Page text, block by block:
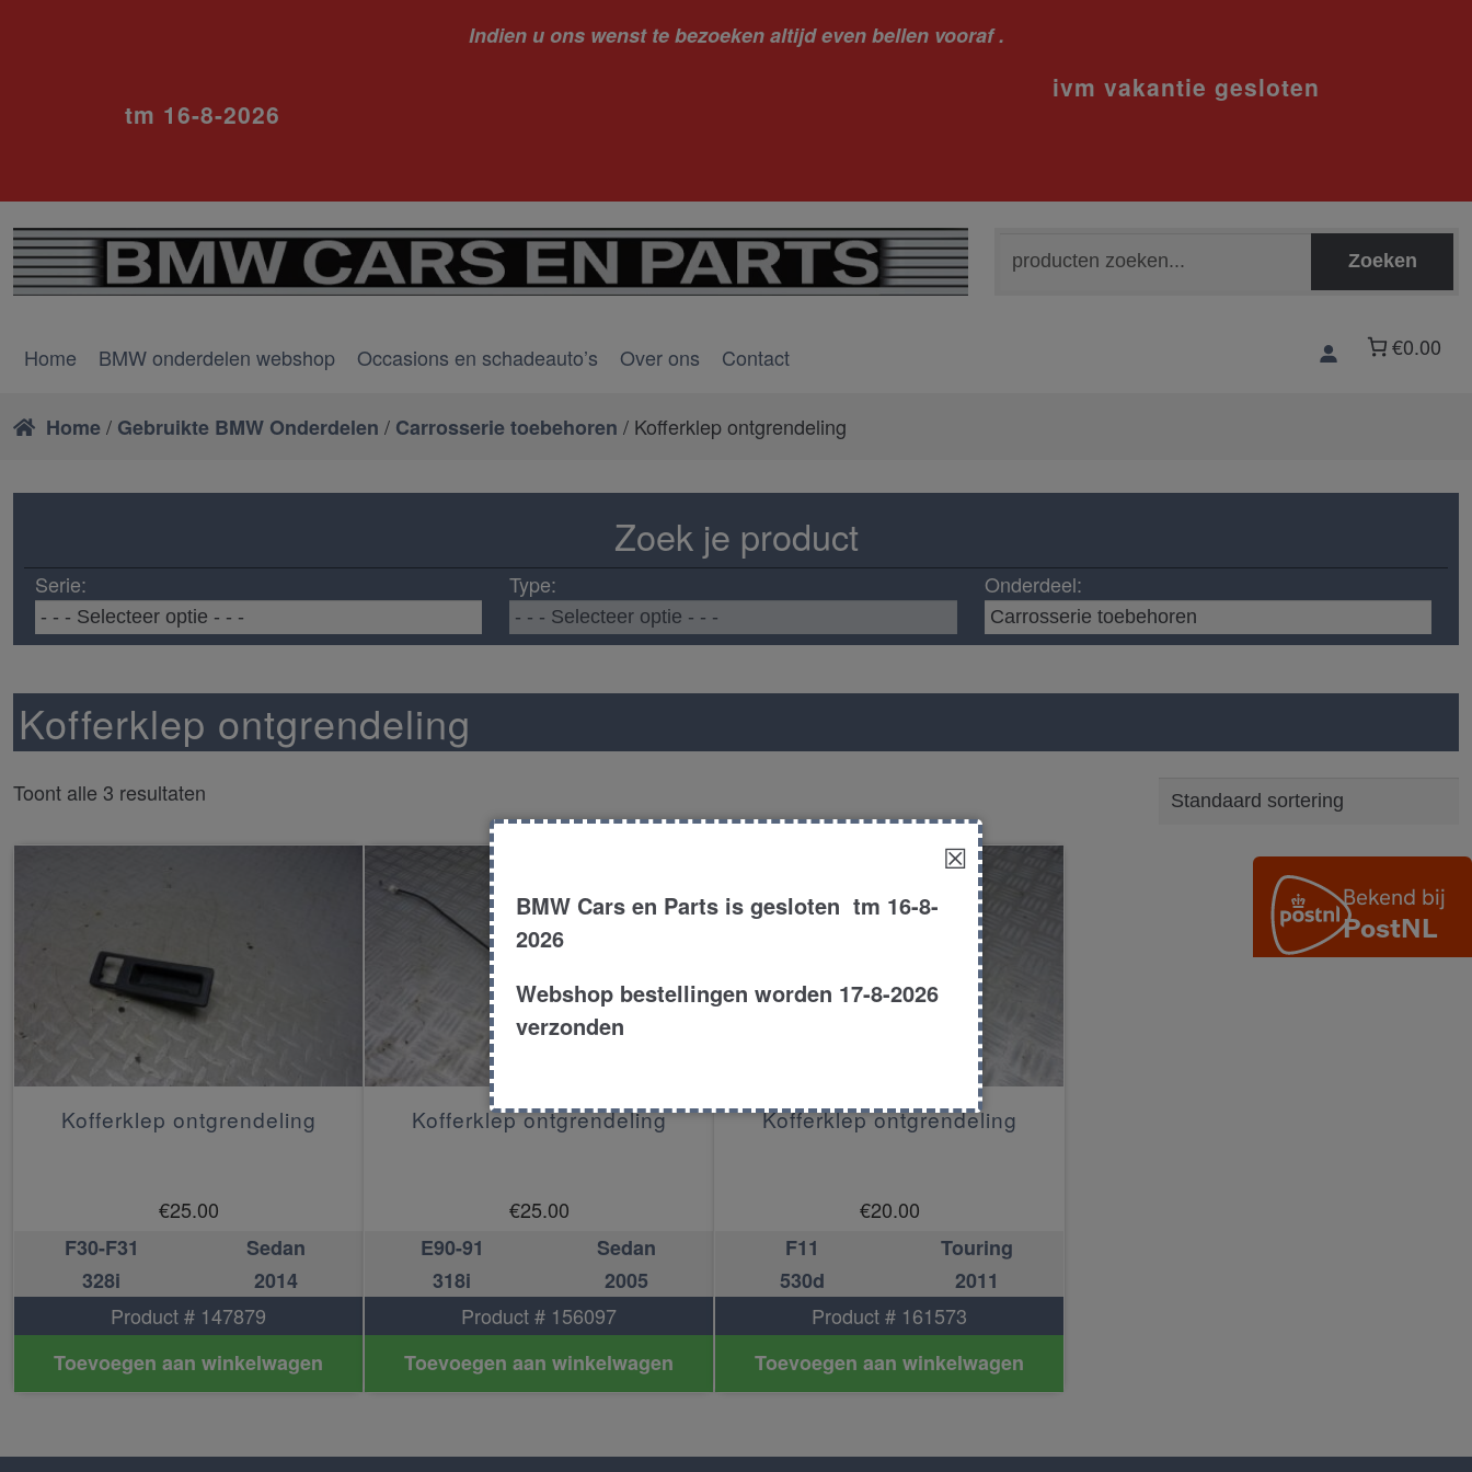
Indien u ons wenst te bezoeken altijd even bellen vooraf .
ivm vakantie gesloten
tm 16-8-2026
naar:
Zoeken
Home BMW onderdelen webshop Occasions en schadeauto’s Over ons Contact €0.00
Home/ Gebruikte BMW Onderdelen / Carrosserie toebehoren / Kofferklep ontgrendeling
Zoek je product
Serie: Type: Onderdeel:
Kofferklep ontgrendeling
Toont alle 3 resultaten
Kofferklep ontgrendeling
€25.00
F30-F31
Sedan
328i
2014
Product # 147879
Toevoegen aan winkelwagen
Kofferklep ontgrendeling
€25.00
E90-91
Sedan
318i
2005
Product # 156097
Toevoegen aan winkelwagen
Kofferklep ontgrendeling
€20.00
F11
Touring
530d
2011
Product # 161573
Toevoegen aan winkelwagen
☒
BMW Cars en Parts is gesloten tm 16-8-
2026
Webshop bestellingen worden 17-8-2026
verzonden